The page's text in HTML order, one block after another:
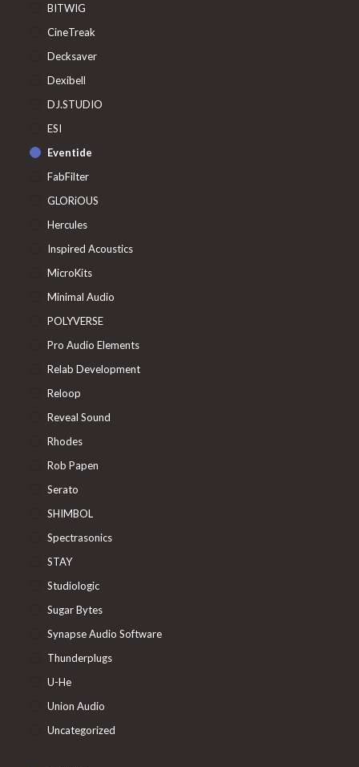
BITWIG
CineTreak
Decksaver
Dexibell
DJ.STUDIO
ESI
Eventide
FabFilter
GLORiOUS
Hercules
Inspired Acoustics
MicroKits
Minimal Audio
POLYVERSE
Pro Audio Elements
Relab Development
Reloop
Reveal Sound
Rhodes
Rob Papen
Serato
SHIMBOL
Spectrasonics
STAY
Studiologic
Sugar Bytes
Synapse Audio Software
Thunderplugs
U-He
Union Audio
Uncategorized